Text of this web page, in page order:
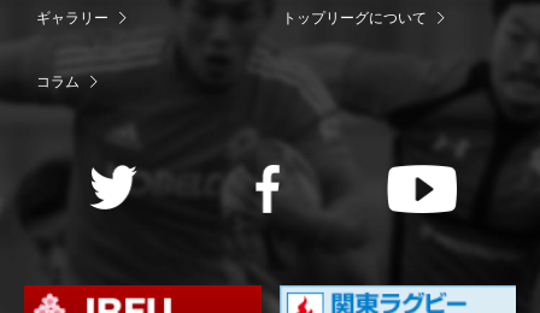
ギャラリー トップリーグについて
コラム